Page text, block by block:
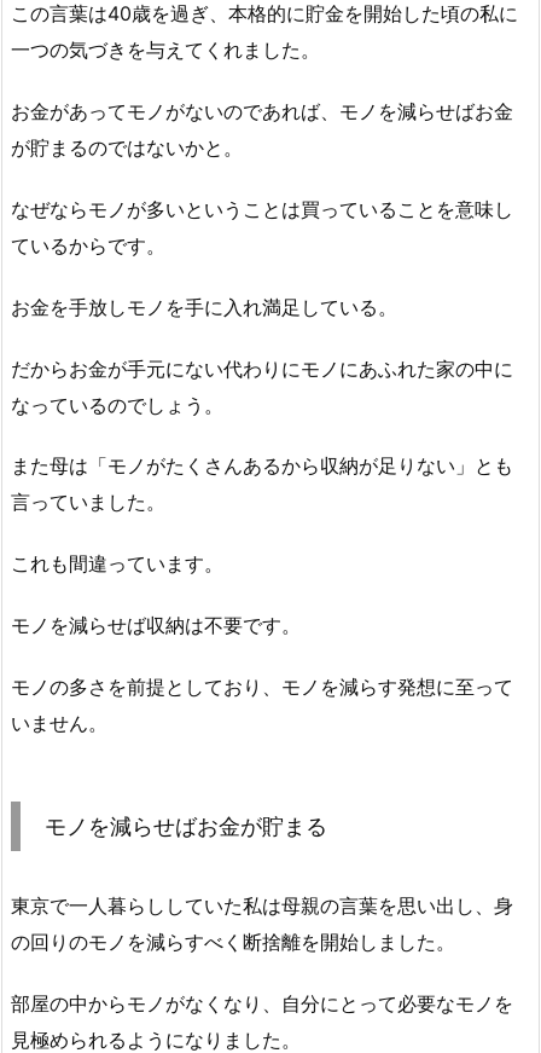
この言葉は40歳を過ぎ、本格的に貯金を開始した頃の私に
一つの気づきを与えてくれました。
お金があってモノがないのであれば、モノを減らせばお金
が貯まるのではないかと。
なぜならモノが多いということは買っていることを意味し
ているからです。
お金を手放しモノを手に入れ満足している。
だからお金が手元にない代わりにモノにあふれた家の中に
なっているのでしょう。
また母は「モノがたくさんあるから収納が足りない」とも
言っていました。
これも間違っています。
モノを減らせば収納は不要です。
モノの多さを前提としており、モノを減らす発想に至って
いません。
モノを減らせばお金が貯まる
東京で一人暮らししていた私は母親の言葉を思い出し、身
の回りのモノを減らすべく断捨離を開始しました。
部屋の中からモノがなくなり、自分にとって必要なモノを
見極められるようになりました。